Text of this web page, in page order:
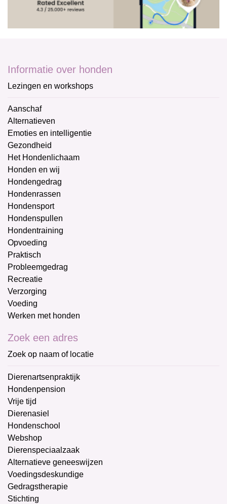
Informatie over honden
Lezingen en workshops
Aanschaf
Alternatieven
Emoties en intelligentie
Gezondheid
Het Hondenlichaam
Honden en wij
Hondengedrag
Hondenrassen
Hondensport
Hondenspullen
Hondentraining
Opvoeding
Praktisch
Probleemgedrag
Recreatie
Verzorging
Voeding
Werken met honden
Zoek een adres
Zoek op naam of locatie
Dierenartsenpraktijk
Hondenpension
Vrije tijd
Dierenasiel
Hondenschool
Webshop
Dierenspeciaalzaak
Alternatieve geneeswijzen
Voedingsdeskundige
Gedragstherapie
Stichting